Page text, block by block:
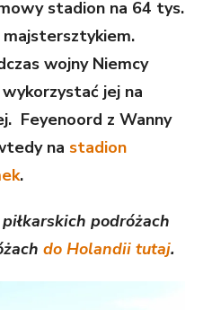
stadion na 64 tys.
majstersztykiem.
wojny Niemcy
jej na
Feyenoord z Wanny
na stadion
.
podróżach
do Holandii tutaj.